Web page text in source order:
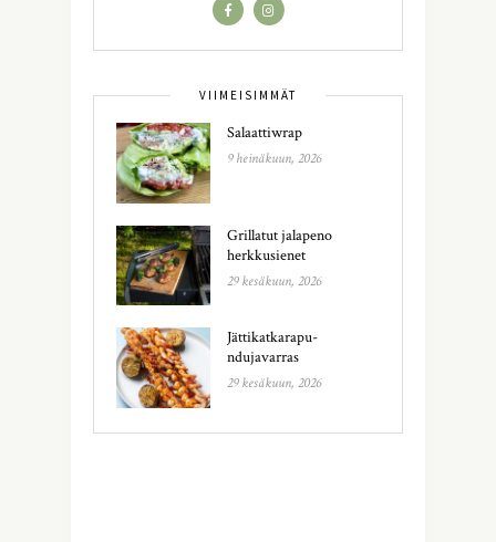
VIIMEISIMMÄT
Salaattiwrap
9 heinäkuun, 2026
Grillatut jalapeno
herkkusienet
29 kesäkuun, 2026
Jättikatkarapu-
ndujavarras
29 kesäkuun, 2026